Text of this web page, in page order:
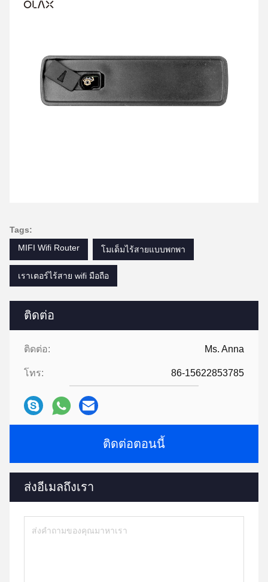
ติดต่อ
ติดต่อ: Ms. Anna
โทร: 86-15622853785
ติดต่อตอนนี้
ส่งอีเมลถึงเรา
Tags:
MIFI Wifi Router
โมเด็มไร้สายแบบพกพา
เราเตอร์ไร้สาย wifi มือถือ